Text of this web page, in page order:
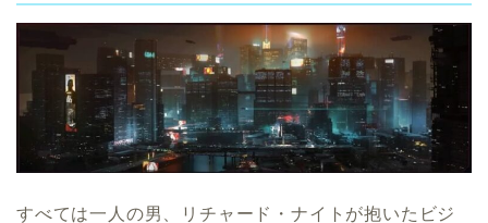
すべては一人の男、リチャード・ナイトが抱いたビジ